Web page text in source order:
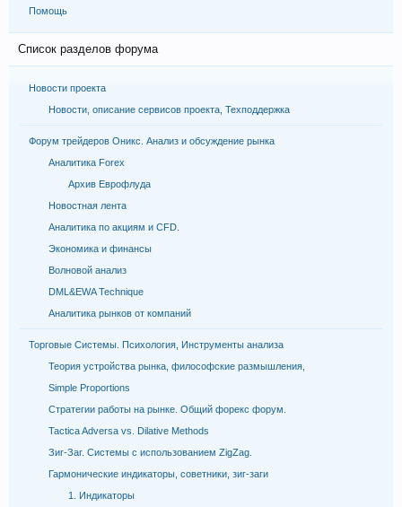
Помощь
Список разделов форума
Новости проекта
Новости, описание сервисов проекта, Техподдержка
Форум трейдеров Оникс. Анализ и обсуждение рынка
Аналитика Forex
Архив Еврофлуда
Новостная лента
Аналитика по акциям и CFD.
Экономика и финансы
Волновой анализ
DML&EWA Technique
Аналитика рынков от компаний
Торговые Системы. Психология, Инструменты анализа
Теория устройства рынка, философские размышления,
Simple Proportions
Стратегии работы на рынке. Общий форекс форум.
Tactica Adversa vs. Dilative Methods
Зиг-Заг. Системы с использованием ZigZag.
Гармонические индикаторы, советники, зиг-заги
1. Индикаторы